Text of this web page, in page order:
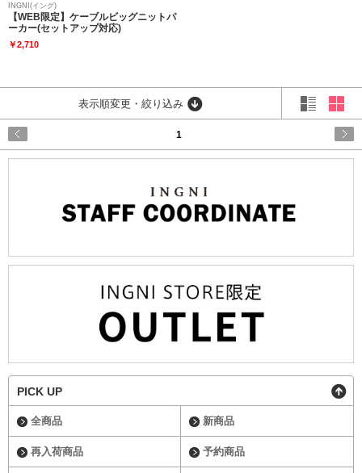
INGNI(イング)
【WEB限定】ケーブルビッグニットパ
ーカー(セットアップ対応)
￥2,710
表示順変更・絞り込み
1
PICK UP
全商品 新商品
再入荷商品 予約商品